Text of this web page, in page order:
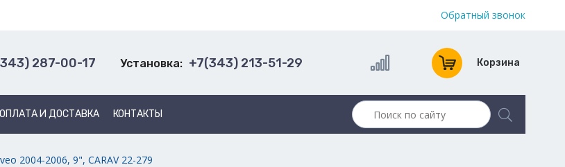
Обратный звонок
287-00-17 Установка: +7(343) 213-51-29 Корзина
ОПЛАТА И ДОСТАВКА КОНТАКТЫ
2004-2006, 9", CARAV 22-279